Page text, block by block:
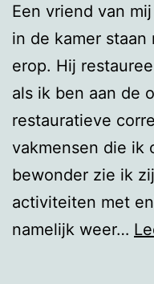
Een vriend van
in de kamer
erop. Hij
als ik ben aan de
restauratieve
vakmensen die ik
bewonder zie ik
activiteiten met
namelijk weer…